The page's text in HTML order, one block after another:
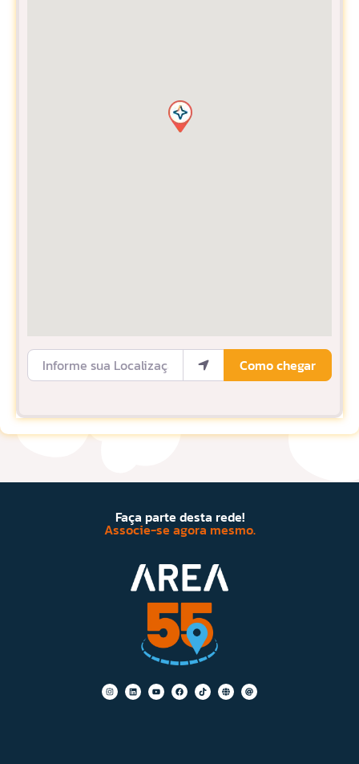
Informe sua Localização
Como chegar
Faça parte desta rede!
Associe-se agora mesmo.